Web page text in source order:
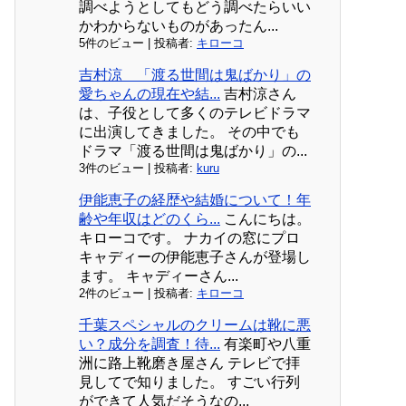
調べようとしてもどう調べたらいい
かわからないものがあったん...
5件のビュー 投稿者: キローコ
吉村涼 「渡る世間は鬼ばかり」の
愛ちゃんの現在や結... 吉村涼さん
は、子役として多くのテレビドラマ
に出演してきました。 その中でも
ドラマ「渡る世間は鬼ばかり」の...
3件のビュー 投稿者: kuru
伊能恵子の経歴や結婚について！年
齢や年収はどのくら... こんにちは。
キローコです。 ナカイの窓にプロ
キャディーの伊能恵子さんが登場し
ます。 キャディーさん...
2件のビュー 投稿者: キローコ
千葉スペシャルのクリームは靴に悪
い？成分を調査！待... 有楽町や八重
洲に路上靴磨き屋さん テレビで拝
見してで知りました。 すごい行列
ができて人気だそうなの...